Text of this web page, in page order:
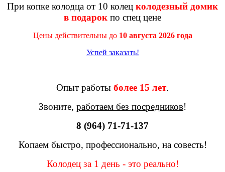
При копке колодца от 10 колец колодезный домик
в подарок по спец цене
Цены действительны до 10 августа 2026 года
Успей заказать!
Опыт работы более 15 лет.
Звоните, работаем без посредников!
8 (964) 71-71-137
Копаем быстро, профессионально, на совесть!
Колодец за 1 день - это реально!